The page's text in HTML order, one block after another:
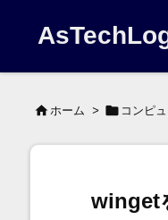
 ホーム >  コンピ
winget